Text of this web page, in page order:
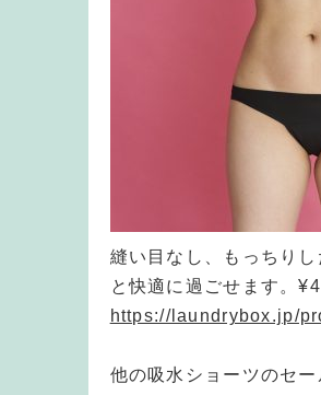
縫い目なし、もっちり
と快適に過ごせます。
https://laundrybox.jp/
他の吸水ショーツのセ